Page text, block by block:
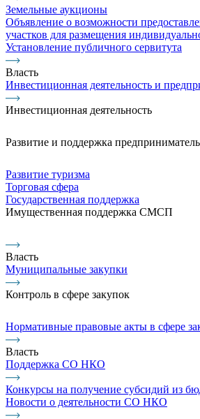
Земельные аукционы
Объявление о возможности
участков для размещения
Установление публичного сервитута
Власть
Инвестиционная деятельность и
Инвестиционная деятельность
Развитие и поддержка
Развитие туризма
Торговая сфера
Государственная поддержка
Имущественная поддержка СМСП
Власть
Муниципальные закупки
Контроль в сфере закупок
Нормативные правовые акты в сфере
Власть
Поддержка СО НКО
Конкурсы на получение субсидий из
Новости о деятельности СО НКО